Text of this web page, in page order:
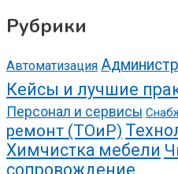
Рубрики
Автоматизация
Кейсы и лучшие
Персонал и сервисы
ремонт (ТОиР)
Химчистка мебели
сопровождение